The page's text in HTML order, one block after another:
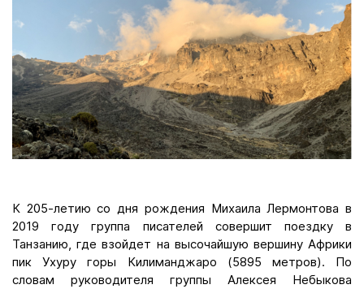
К 205-летию со дня рождения Михаила Лермонтова в
2019 году группа писателей совершит поездку в
Танзанию, где взойдет на высочайшую вершину Африки
пик Ухуру горы Килиманджаро (5895 метров). По
словам руководителя группы Алексея Небыкова